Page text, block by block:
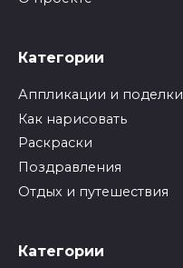
Категории
Аппликации и поделки
Как нарисовать
Раскраски
Поздравления
Отдых и путешествия
Категории